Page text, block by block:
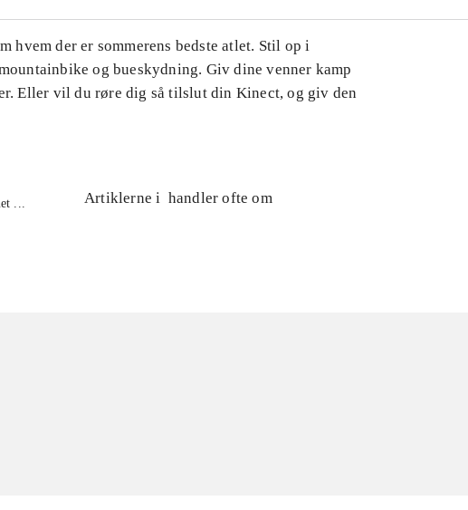
hvem der er sommerens bedste atlet. Stil op i
og bueskydning. Giv dine venner kamp
Eller vil du røre dig så tilslut din Kinect, og giv den
...
Artiklerne i handler ofte om